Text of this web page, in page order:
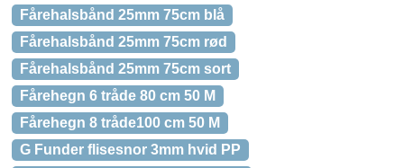
Fårehalsbånd 25mm 75cm blå
Fårehalsbånd 25mm 75cm rød
Fårehalsbånd 25mm 75cm sort
Fårehegn 6 tråde 80 cm 50 M
Fårehegn 8 tråde100 cm 50 M
G Funder flisesnor 3mm hvid PP